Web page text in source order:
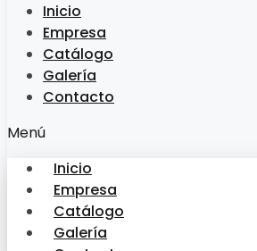
Inicio
Empresa
Catálogo
Galería
Contacto
Menú
Inicio
Empresa
Catálogo
Galería